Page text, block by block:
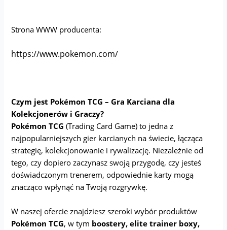
Strona WWW producenta:
https://www.pokemon.com/
Czym jest Pokémon TCG – Gra Karciana dla
Kolekcjonerów i Graczy?
Pokémon TCG (Trading Card Game) to jedna z
najpopularniejszych gier karcianych na świecie, łącząca
strategię, kolekcjonowanie i rywalizację. Niezależnie od
tego, czy dopiero zaczynasz swoją przygodę, czy jesteś
doświadczonym trenerem, odpowiednie karty mogą
znacząco wpłynąć na Twoją rozgrywkę.
W naszej ofercie znajdziesz szeroki wybór produktów
Pokémon TCG, w tym boostery, elite trainer boxy,